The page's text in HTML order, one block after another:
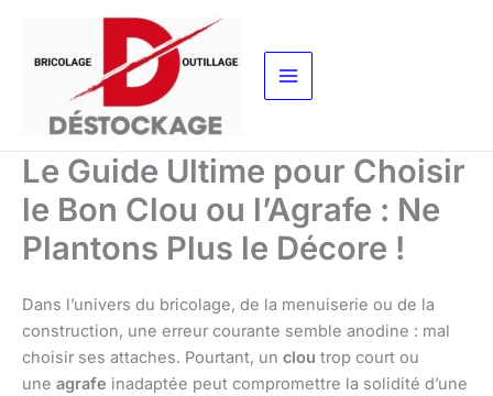
contenu
Le Guide Ultime pour Choisir
le Bon Clou ou l’Agrafe : Ne
Plantons Plus le Décore !
Dans l’univers du bricolage, de la menuiserie ou de la
construction, une erreur courante semble anodine : mal
choisir ses attaches. Pourtant, un clou trop court ou
une agrafe inadaptée peut compromettre la solidité d’une